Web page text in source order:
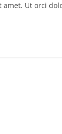
amet. Ut orci